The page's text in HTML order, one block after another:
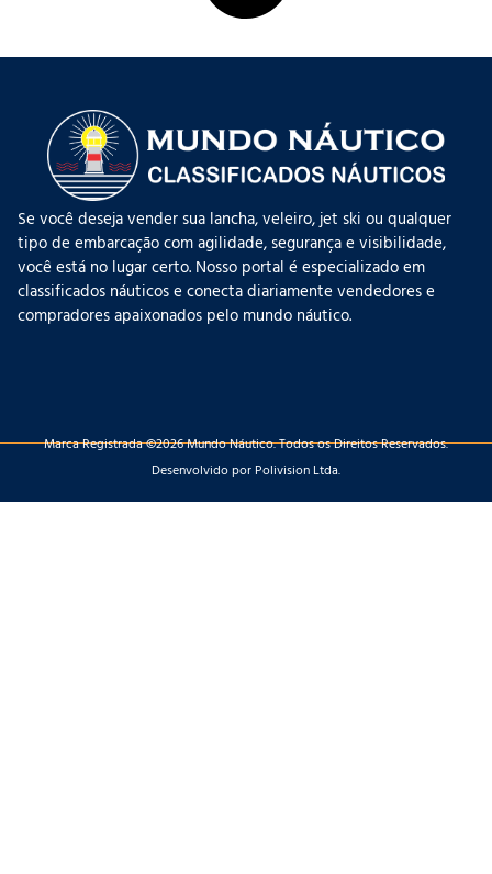
Se você deseja vender sua lancha, veleiro, jet ski ou qualquer
tipo de embarcação com agilidade, segurança e visibilidade,
você está no lugar certo. Nosso portal é especializado em
classificados náuticos e conecta diariamente vendedores e
compradores apaixonados pelo mundo náutico.
Marca Registrada ©2026 Mundo Náutico. Todos os Direitos Reservados.
Desenvolvido por Polivision Ltda.